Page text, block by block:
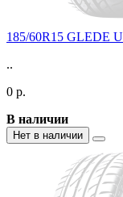
185/60R15 GLEDE
..
0 р.
В наличии
Нет в наличии